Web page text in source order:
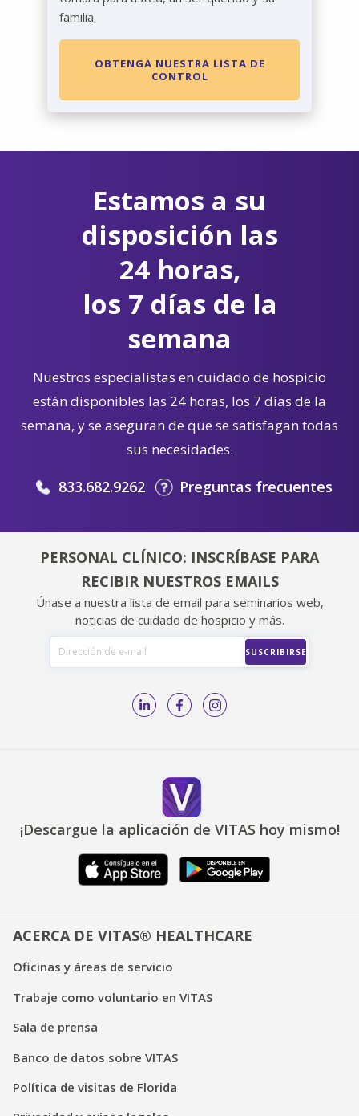
familia.
OBTENGA NUESTRA LISTA DE
CONTROL
Estamos a su
disposición las
24 horas,
los 7 días de la
semana
Nuestros especialistas en cuidado de hospicio
están disponibles las 24 horas, los 7 días de la
semana, y se aseguran de que se satisfagan todas
sus necesidades.
833.682.9262 Preguntas frecuentes
PERSONAL CLÍNICO: INSCRÍBASE PARA
RECIBIR NUESTROS EMAILS
Únase a nuestra lista de email para seminarios web,
noticias de cuidado de hospicio y más.
¡Descargue la aplicación de VITAS hoy mismo!
ACERCA DE VITAS® HEALTHCARE
Oficinas y áreas de servicio
Trabaje como voluntario en VITAS
Sala de prensa
Banco de datos sobre VITAS
Política de visitas de Florida